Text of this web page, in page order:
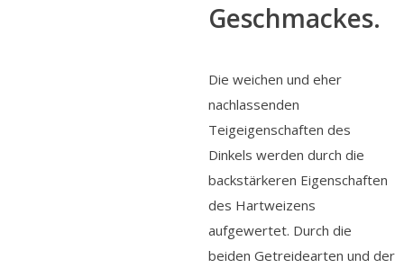
Geschmackes.
Die weichen und eher
nachlassenden
Teigeigenschaften des
Dinkels werden durch die
backstärkeren Eigenschaften
des Hartweizens
aufgewertet. Durch die
beiden Getreidearten und der